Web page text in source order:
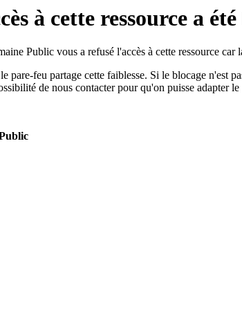
à cette ressource a
Public vous a refusé l'accès à cette ressource car
pare-feu partage cette faiblesse. Si le blocage n'est
de nous contacter pour qu'on puisse adapter